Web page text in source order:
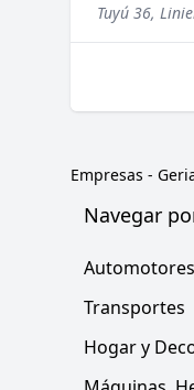
Tuyú 36,
Empresas -
Navegar
Automotores
Transportes
Hogar y